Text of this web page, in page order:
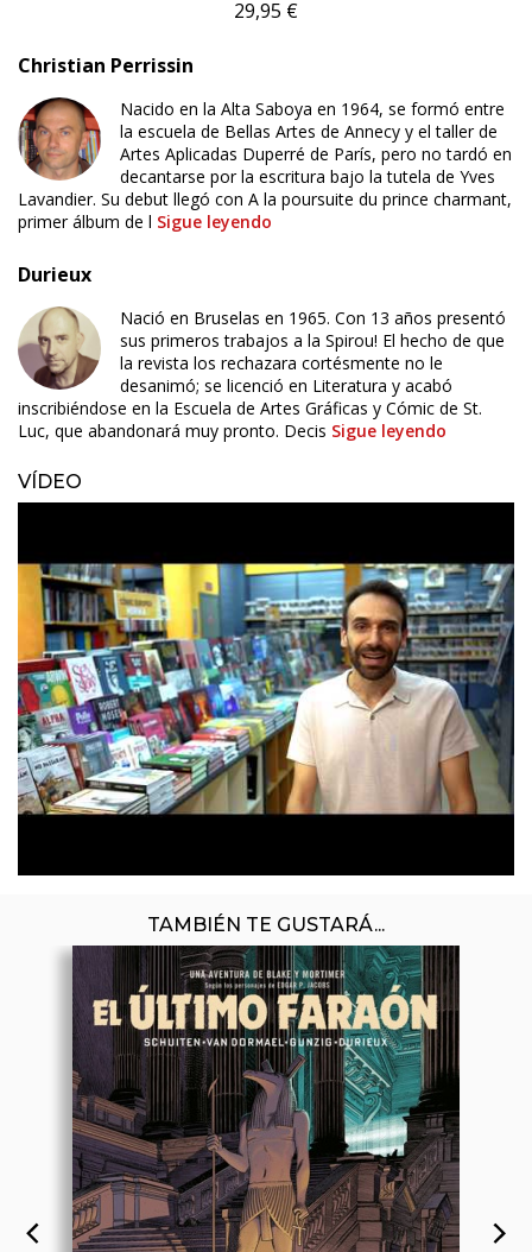
29,95 €
Christian Perrissin
Nacido en la Alta Saboya en 1964, se formó entre
la escuela de Bellas Artes de Annecy y el taller de
Artes Aplicadas Duperré de París, pero no tardó en
decantarse por la escritura bajo la tutela de Yves
Lavandier. Su debut llegó con A la poursuite du prince charmant,
primer álbum de l Sigue leyendo
Durieux
Nació en Bruselas en 1965. Con 13 años presentó
sus primeros trabajos a la Spirou! El hecho de que
la revista los rechazara cortésmente no le
desanimó; se licenció en Literatura y acabó
inscribiéndose en la Escuela de Artes Gráficas y Cómic de St.
Luc, que abandonará muy pronto. Decis Sigue leyendo
VÍDEO
TAMBIÉN TE GUSTARÁ...